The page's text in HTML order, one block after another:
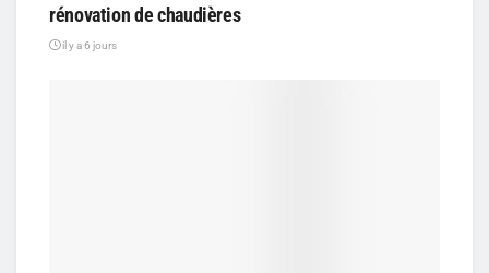
rénovation de chaudières
il y a 6 jours